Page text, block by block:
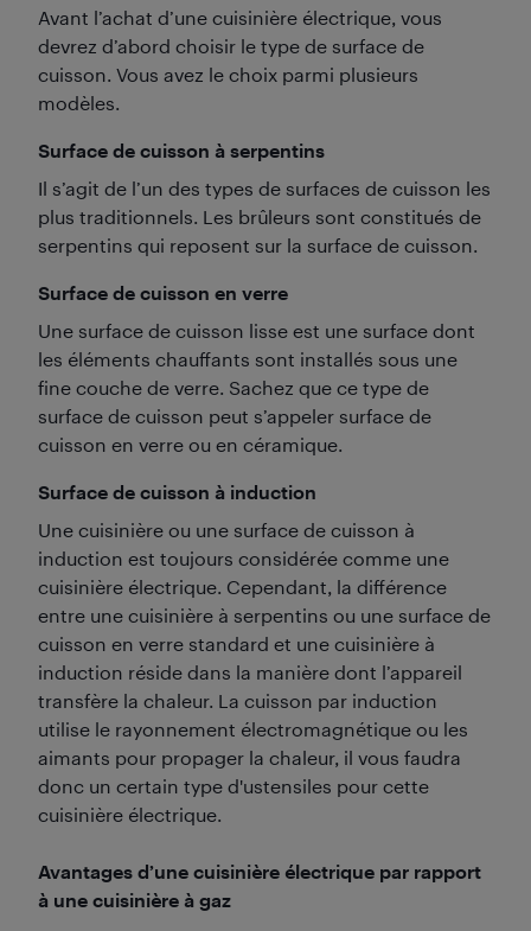
Avant l’achat d’une cuisinière électrique, vous
devrez d’abord choisir le type de surface de
cuisson. Vous avez le choix parmi plusieurs
modèles.
Surface de cuisson à serpentins
Il s’agit de l’un des types de surfaces de cuisson les
plus traditionnels. Les brûleurs sont constitués de
serpentins qui reposent sur la surface de cuisson.
Surface de cuisson en verre
Une surface de cuisson lisse est une surface dont
les éléments chauffants sont installés sous une
fine couche de verre. Sachez que ce type de
surface de cuisson peut s’appeler surface de
cuisson en verre ou en céramique.
Surface de cuisson à induction
Une cuisinière ou une surface de cuisson à
induction est toujours considérée comme une
cuisinière électrique. Cependant, la différence
entre une cuisinière à serpentins ou une surface de
cuisson en verre standard et une cuisinière à
induction réside dans la manière dont l’appareil
transfère la chaleur. La cuisson par induction
utilise le rayonnement électromagnétique ou les
aimants pour propager la chaleur, il vous faudra
donc un certain type d'ustensiles pour cette
cuisinière électrique.
Avantages d’une cuisinière électrique par rapport
à une cuisinière à gaz